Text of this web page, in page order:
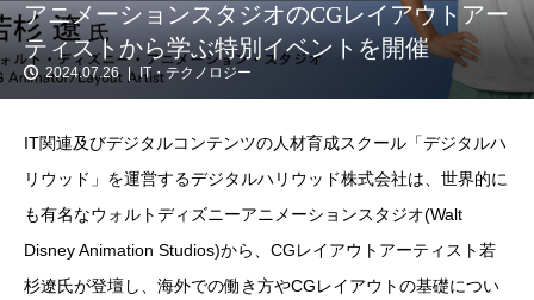
アニメーションスタジオのCGレイアウトアー
ティストから学ぶ特別イベントを開催
2024.07.26 IT・テクノロジー
IT関連及びデジタルコンテンツの人材育成スクール「デジタルハ
リウッド」を運営するデジタルハリウッド株式会社は、世界的に
も有名なウォルトディズニーアニメーションスタジオ(Walt
Disney Animation Studios)から、CGレイアウトアーティスト若
杉遼氏が登壇し、海外での働き方やCGレイアウトの基礎につい